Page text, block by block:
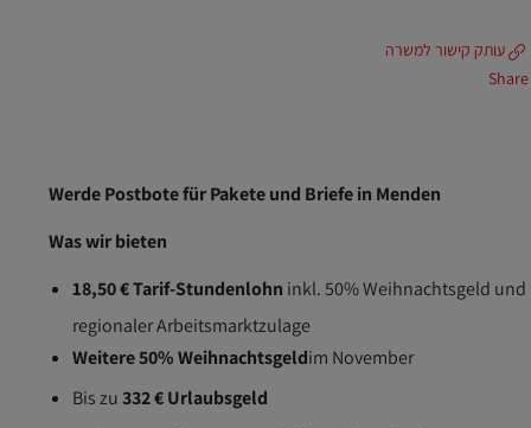
עותק קישור למשרה
Share
Werde Postbote für Pakete und Briefe in Menden
Was wir bieten
18,50 € Tarif-Stundenlohn inkl. 50% Weihnachtsgeld und
regionaler Arbeitsmarktzulage
Weitere 50% Weihnachtsgeldim November
Bis zu332 € Urlaubsgeld